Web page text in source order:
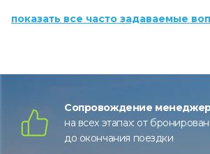
показать все часто задаваемые
Сопровождение
на всех этапах: от
до окончания поездки